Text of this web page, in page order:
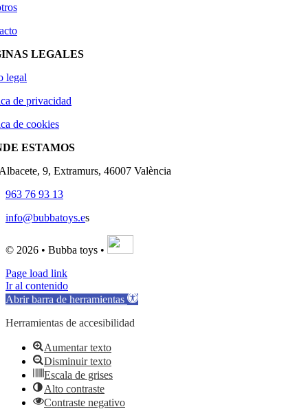
LEGALES
legal
de privacidad
de cookies
ESTAMOS
9, Extramurs, 46007 València
963 76 93 13
info@bubbatoys.es
© 2026 • Bubba toys •
Page load link
Ir al contenido
Abrir barra de herramientas
Herramientas de accesibilidad
Aumentar texto
Disminuir texto
Escala de grises
Alto contraste
Contraste negativo